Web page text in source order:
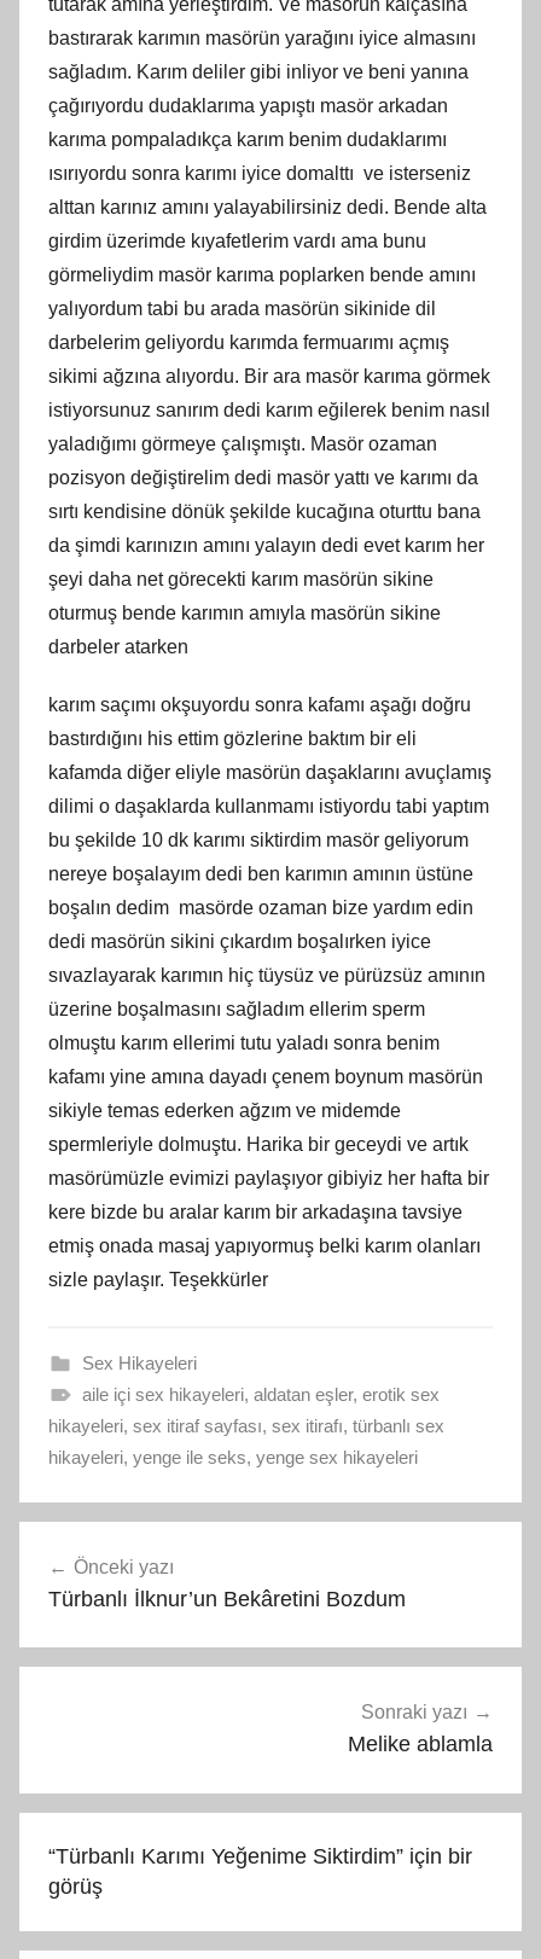
bastırarak karımın masörün yarağını iyice almasını
sağladım. Karım deliler gibi inliyor ve beni yanına
çağırıyordu dudaklarıma yapıştı masör arkadan
karıma pompaladıkça karım benim dudaklarımı
ısırıyordu sonra karımı iyice domalttı ve isterseniz
alttan karınız amını yalayabilirsiniz dedi. Bende alta
girdim üzerimde kıyafetlerim vardı ama bunu
görmeliydim masör karıma poplarken bende amını
yalıyordum tabi bu arada masörün sikinide dil
darbelerim geliyordu karımda fermuarımı açmış
sikimi ağzına alıyordu. Bir ara masör karıma görmek
istiyorsunuz sanırım dedi karım eğilerek benim nasıl
yaladığımı görmeye çalışmıştı. Masör ozaman
pozisyon değiştirelim dedi masör yattı ve karımı da
sırtı kendisine dönük şekilde kucağına oturttu bana
da şimdi karınızın amını yalayın dedi evet karım her
şeyi daha net görecekti karım masörün sikine
oturmuş bende karımın amıyla masörün sikine
darbeler atarken
karım saçımı okşuyordu sonra kafamı aşağı doğru
bastırdığını his ettim gözlerine baktım bir eli
kafamda diğer eliyle masörün daşaklarını avuçlamış
dilimi o daşaklarda kullanmamı istiyordu tabi yaptım
bu şekilde 10 dk karımı siktirdim masör geliyorum
nereye boşalayım dedi ben karımın amının üstüne
boşalın dedim masörde ozaman bize yardım edin
dedi masörün sikini çıkardım boşalırken iyice
sıvazlayarak karımın hiç tüysüz ve pürüzsüz amının
üzerine boşalmasını sağladım ellerim sperm
olmuştu karım ellerimi tutu yaladı sonra benim
kafamı yine amına dayadı çenem boynum masörün
sikiyle temas ederken ağzım ve midemde
spermleriyle dolmuştu. Harika bir geceydi ve artık
masörümüzle evimizi paylaşıyor gibiyiz her hafta bir
kere bizde bu aralar karım bir arkadaşına tavsiye
etmiş onada masaj yapıyormuş belki karım olanları
sizle paylaşır. Teşekkürler
Sex Hikayeleri
aile içi sex hikayeleri, aldatan eşler, erotik sex
hikayeleri, sex itiraf sayfası, sex itirafı, türbanlı sex
hikayeleri, yenge ile seks, yenge sex hikayeleri
gezinmesi
Önceki yazı
Türbanlı İlknur’un Bekâretini Bozdum
Sonraki yazı
Melike ablamla
“Türbanlı Karımı Yeğenime Siktirdim” için bir
görüş